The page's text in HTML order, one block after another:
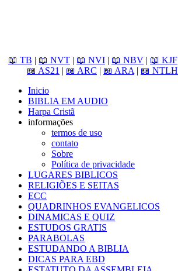
📖 TB | 📖 NVT | 📖 NVI | 📖 NBV | 📖 KJF
📖 AS21 | 📖 ARC | 📖 ARA | 📖 NTLH
Inicio
BIBLIA EM AUDIO
Harpa Cristã
informações
termos de uso
contato
Sobre
Política de privacidade
LUGARES BIBLICOS
RELIGIÕES E SEITAS
ECC
QUADRINHOS EVANGELICOS
DINAMICAS E QUIZ
ESTUDOS GRATIS
PARABOLAS
ESTUDANDO A BIBLIA
DICAS PARA EBD